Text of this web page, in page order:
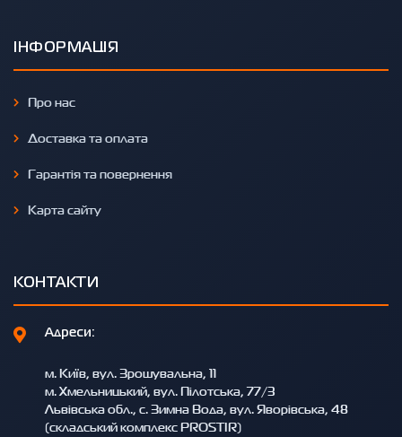
ІНФОРМАЦІЯ
Про нас
Доставка та оплата
Гарантія та повернення
Карта сайту
КОНТАКТИ
Адреси:
м. Київ, вул. Зрошувальна, 11
м. Хмельницький, вул. Пілотська, 77/3
Львівська обл., с. Зимна Вода, вул. Яворівська, 48
(складський комплекс PROSTIR)